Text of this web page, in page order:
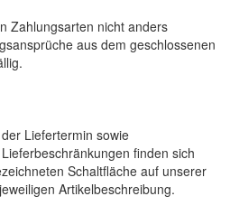
Zahlungsarten nicht anders
aus dem geschlossenen
Liefertermin sowie
finden sich
Schaltfläche auf unserer
Artikelbeschreibung.